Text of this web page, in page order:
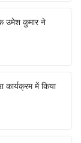
उमेश कुमार ने
कार्यक्रम में किया